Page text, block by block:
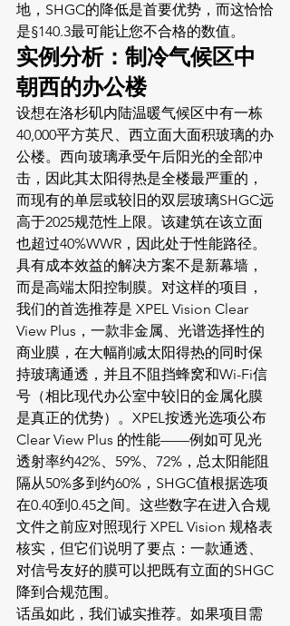
地，SHGC的降低是首要优势，而这恰恰
是§140.3最可能让您不合格的数值。
实例分析：制冷气候区中
朝西的办公楼
设想在洛杉矶内陆温暖气候区中有一栋
40,000平方英尺、西立面大面积玻璃的办
公楼。西向玻璃承受午后阳光的全部冲
击，因此其太阳得热是全楼最严重的，
而现有的单层或较旧的双层玻璃SHGC远
高于2025规范性上限。该建筑在该立面
也超过40%WWR，因此处于性能路径。
具有成本效益的解决方案不是新幕墙，
而是高端太阳控制膜。对这样的项目，
我们的首选推荐是 XPEL Vision Clear
View Plus，一款非金属、光谱选择性的
商业膜，在大幅削减太阳得热的同时保
持玻璃通透，并且不阻挡蜂窝和Wi-Fi信
号（相比现代办公室中较旧的金属化膜
是真正的优势）。XPEL按透光选项公布
Clear View Plus 的性能——例如可见光
透射率约42%、59%、72%，总太阳能阻
隔从50%多到约60%，SHGC值根据选项
在0.40到0.45之间。这些数字在进入合规
文件之前应对照现行 XPEL Vision 规格表
核实，但它们说明了要点：一款通透、
对信号友好的膜可以把既有立面的SHGC
降到合规范围。
话虽如此，我们诚实推荐。如果项目需